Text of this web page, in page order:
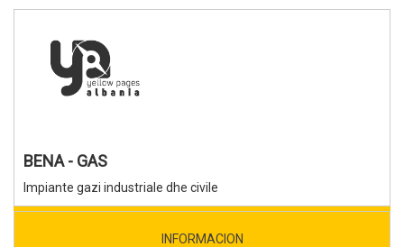
BENA - GAS
Impiante gazi industriale dhe civile
INFORMACION